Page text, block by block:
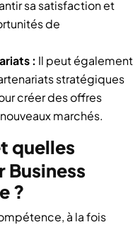
sa satisfaction et
de
: Il peut également
stratégiques
créer des offres
marchés.
quelles
Business
?
à la fois